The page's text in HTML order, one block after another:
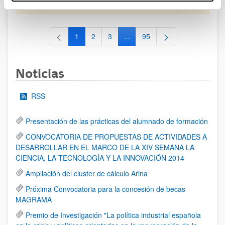
al 30/07/2026 (ambos incluídos)
Página
1 Página
2 Página
3 ...Páginas intermedias Use TAB
Página
95
Noticias
RSS
Presentación de las prácticas del alumnado de formación
CONVOCATORIA DE PROPUESTAS DE ACTIVIDADES A
DESARROLLAR EN EL MARCO DE LA XIV SEMANA LA
CIENCIA, LA TECNOLOGÍA Y LA INNOVACIÓN 2014
Ampliación del cluster de cálculo Arina
Próxima Convocatoria para la concesión de becas
MAGRAMA
Premio de Investigación "La política industrial española